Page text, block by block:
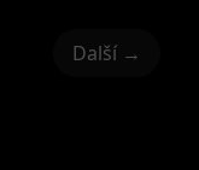
Další →